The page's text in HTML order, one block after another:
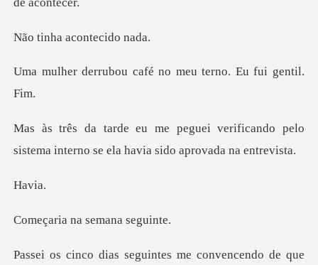
a aconte
café no meu terno.
rificando pelo
sistema interno se el
vi
na seman